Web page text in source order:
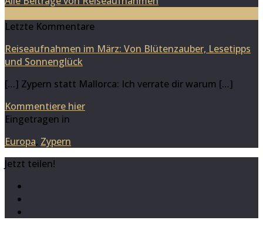
Letzte Kommentare
Reiseaufnahmen im März: Von Blütenzauber, Lesetipps
und Sonnenglück
[…] Zypern statt Mallorca: Ich verrate dir warum […]
Kommentiere hier
Eingetragen in
Europa, Zypern
Jetzt teilen!